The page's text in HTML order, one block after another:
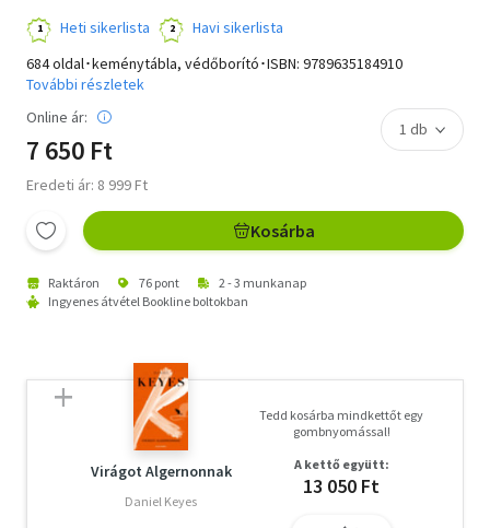
Heti sikerlista
Havi sikerlista
684 oldal･keménytábla, védőborító･ISBN: 9789635184910
További részletek
Online ár:
7 650 Ft
Eredeti ár: 8 999 Ft
Kosárba
Raktáron 76 pont
2 - 3 munkanap
Ingyenes átvétel Bookline boltokban
Virágot Algernonnak
Daniel Keyes
Tedd kosárba mindkettőt egy
gombnyomással!
A kettő együtt:
13 050 Ft